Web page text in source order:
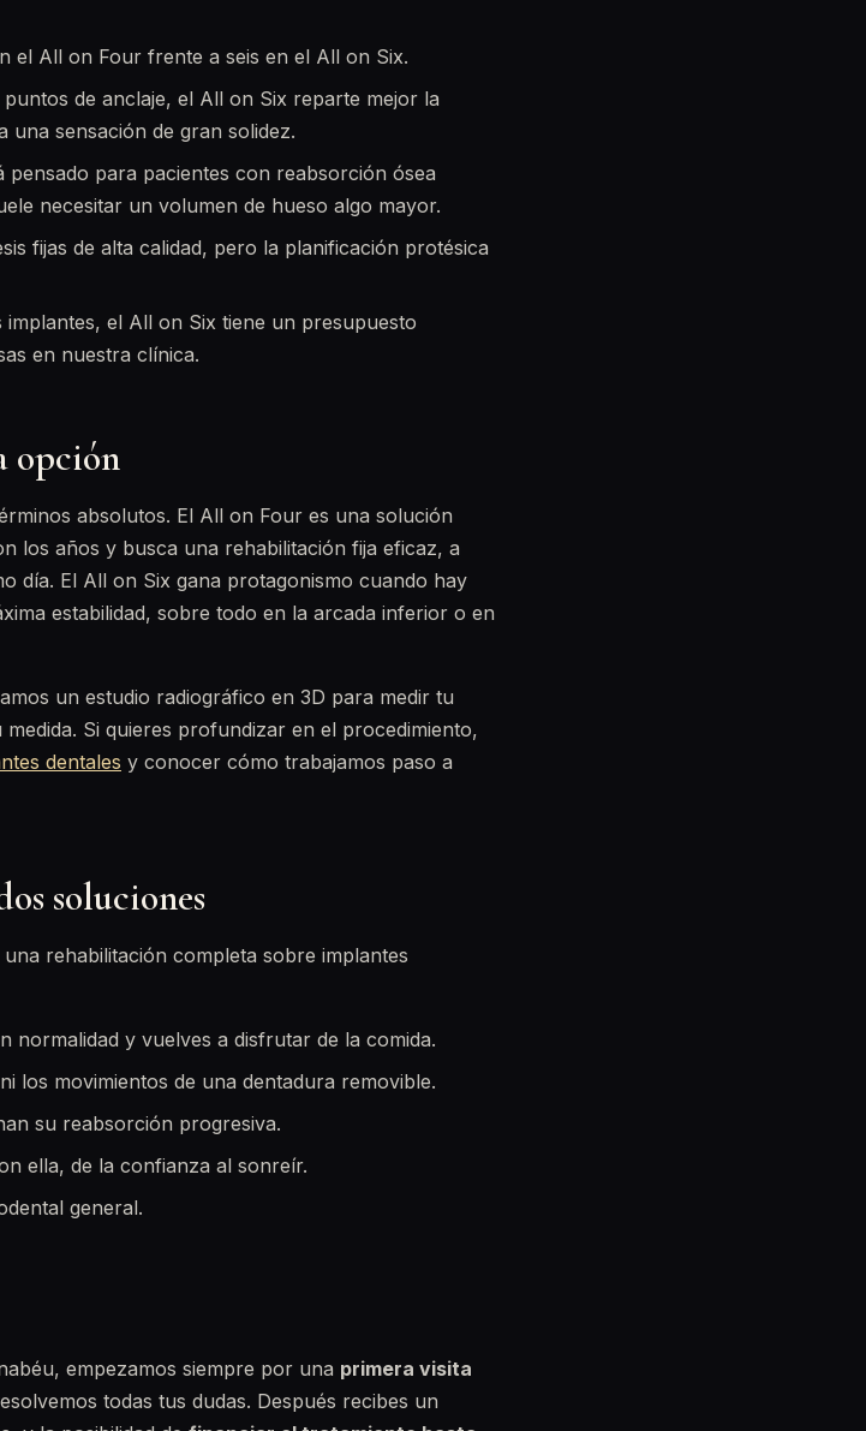
el All on Four frente a seis en el All on Six.
de anclaje, el All on Six reparte mejor la
una sensación de gran solidez.
pensado para pacientes con reabsorción ósea
necesitar un volumen de hueso algo mayor.
fijas de alta calidad, pero la planificación protésica
implantes, el All on Six tiene un presupuesto
en nuestra clínica.
opción
absolutos. El All on Four es una solución
los años y busca una rehabilitación fija eficaz, a
día. El All on Six gana protagonismo cuando hay
estabilidad, sobre todo en la arcada inferior o en
un estudio radiográfico en 3D para medir tu
Si quieres profundizar en el procedimiento,
dentales y conocer cómo trabajamos paso a
soluciones
rehabilitación completa sobre implantes
normalidad y vuelves a disfrutar de la comida.
los movimientos de una dentadura removible.
su reabsorción progresiva.
ella, de la confianza al sonreír.
general.
empezamos siempre por una primera visita
todas tus dudas. Después recibes un